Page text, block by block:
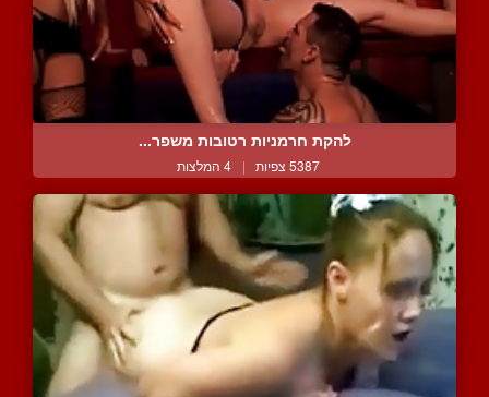
להקת חרמניות רטובות משפר...
5387 צפיות | 4 המלצות